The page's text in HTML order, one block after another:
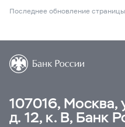
Последнее обновление
107016, Москва,
д. 12, к. В, Банк